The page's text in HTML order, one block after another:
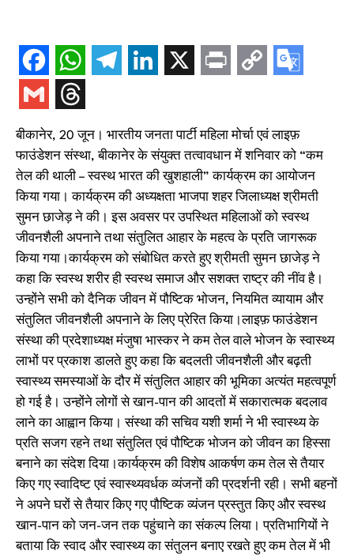
बीकानेर, 20 जून। भारतीय जनता पार्टी महिला मोर्चा एवं लाइफ़
फाउंडेशन संस्था, बीकानेर के संयुक्त तत्वावधान में शनिवार को “कम
तेल की थाली – स्वस्थ भारत की खुशहाली” कार्यक्रम का आयोजन
किया गया। कार्यक्रम की अध्यक्षता भाजपा शहर जिलाध्यक्ष श्रीमती
सुमन छाजेड़ ने की। इस अवसर पर उपस्थित महिलाओं को स्वस्थ
जीवनशैली अपनाने तथा संतुलित आहार के महत्व के प्रति जागरूक
किया गया।कार्यक्रम को संबोधित करते हुए श्रीमती सुमन छाजेड़ ने
कहा कि स्वस्थ शरीर ही स्वस्थ समाज और सशक्त राष्ट्र की नींव है।
उन्होंने सभी को दैनिक जीवन में पौष्टिक भोजन, नियमित व्यायाम और
संतुलित जीवनशैली अपनाने के लिए प्रेरित किया।लाइफ़ फाउंडेशन
संस्था की प्रदेशाध्यक्ष मंजुषा भास्कर ने कम तेल वाले भोजन के स्वास्थ्य
लाभों पर प्रकाश डालते हुए कहा कि बदलती जीवनशैली और बढ़ती
स्वास्थ्य समस्याओं के दौर में संतुलित आहार की भूमिका अत्यंत महत्वपूर्ण
हो गई है। उन्होंने लोगों से खान-पान की आदतों में सकारात्मक बदलाव
लाने का आह्वान किया। संस्था की सचिव यशी शर्मा ने भी स्वास्थ्य के
प्रति सजग रहने तथा संतुलित एवं पौष्टिक भोजन को जीवन का हिस्सा
बनाने का संदेश दिया।कार्यक्रम की विशेष आकर्षण कम तेल से तैयार
किए गए स्वादिष्ट एवं स्वास्थ्यवर्धक व्यंजनों की प्रदर्शनी रही। सभी बहनों
ने अपने घरों से तैयार किए गए पौष्टिक व्यंजन प्रस्तुत किए और स्वस्थ
खान-पान को जन-जन तक पहुंचाने का संकल्प लिया। प्रतिभागियों ने
बताया कि स्वाद और स्वास्थ्य का संतुलन बनाए रखते हुए कम तेल में भी